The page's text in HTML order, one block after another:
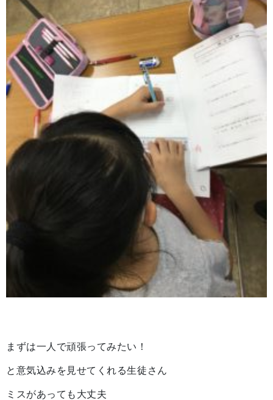
まずは一人で頑張ってみたい！
と意気込みを見せてくれる生徒さん
ミスがあっても大丈夫